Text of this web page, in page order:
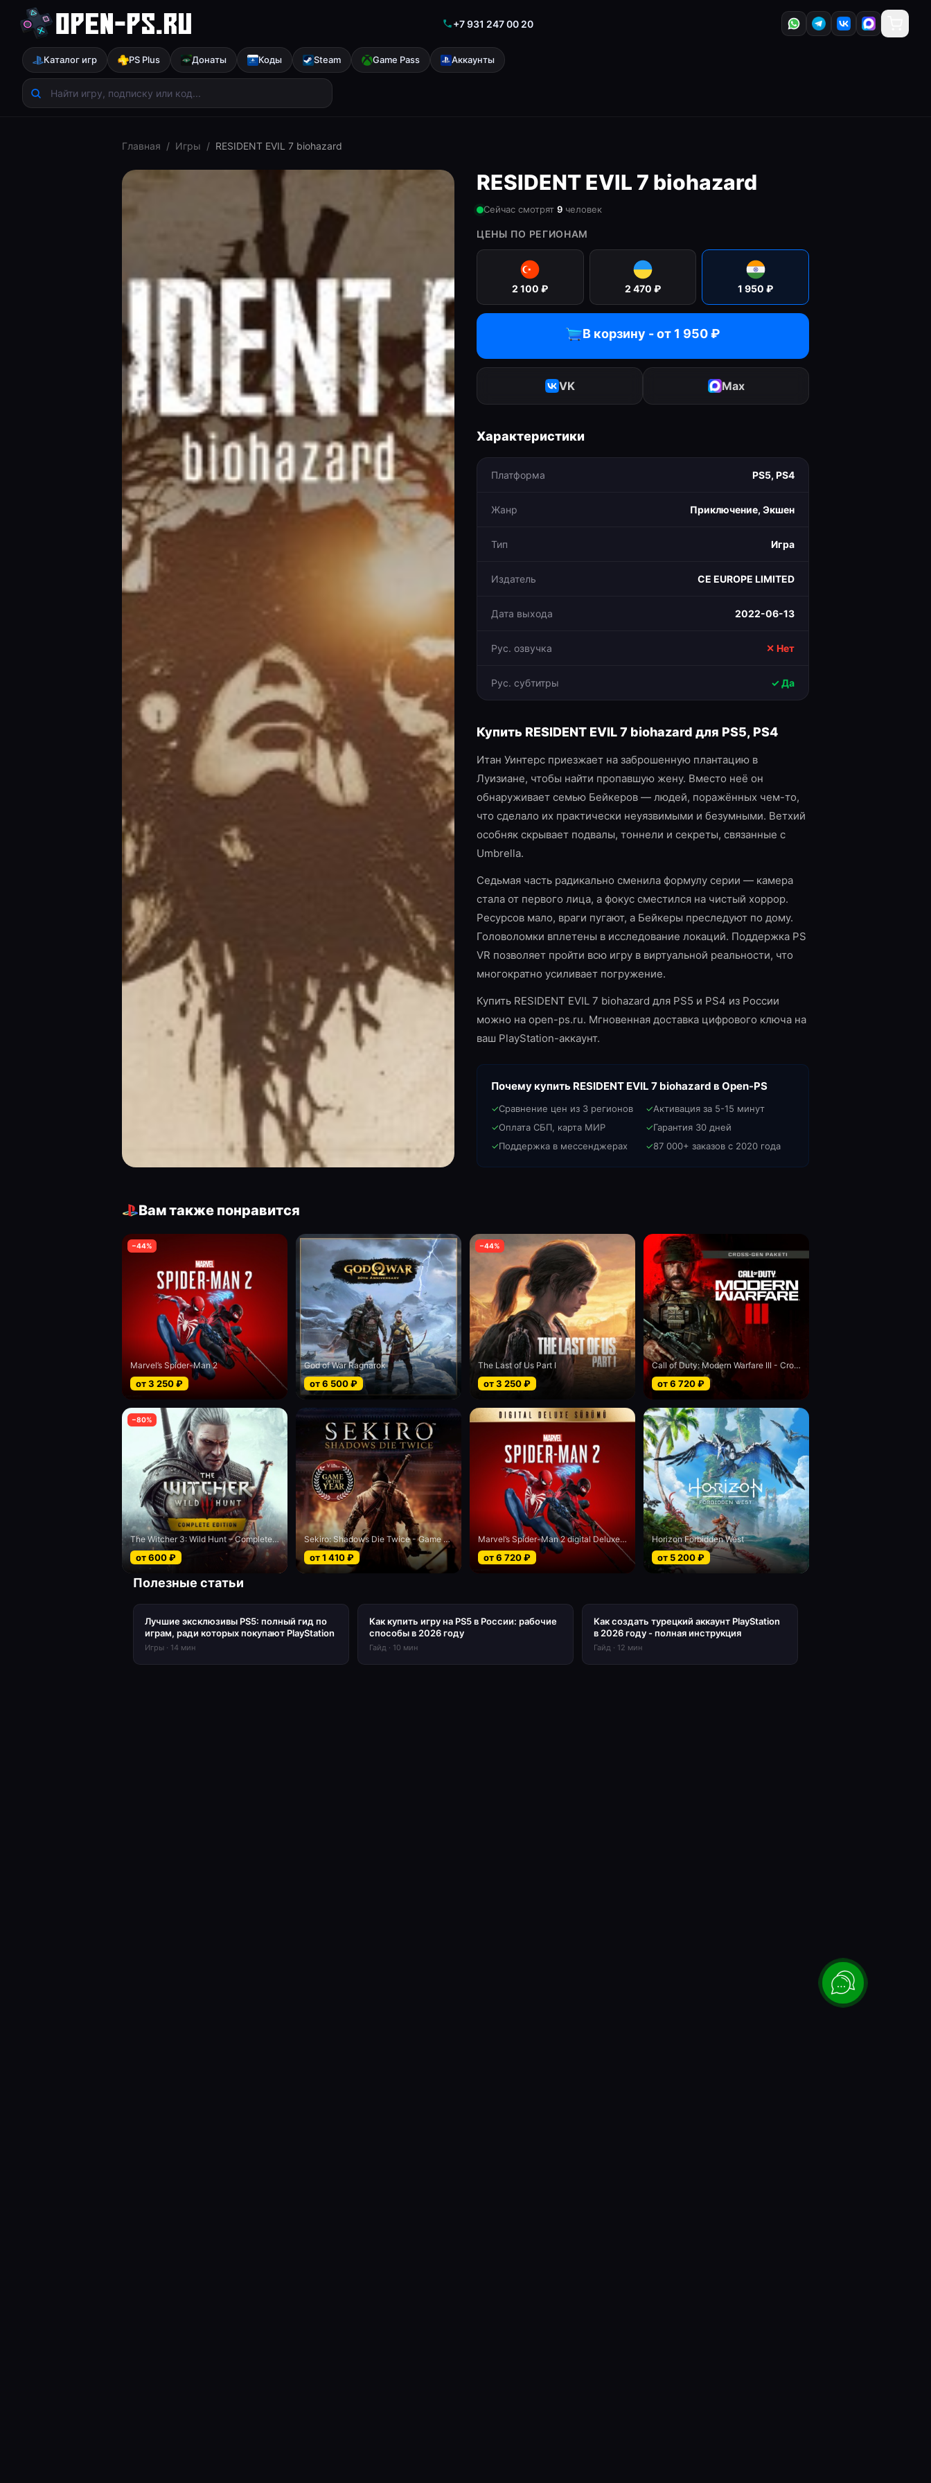
+7 931 247 00 20
Каталог игр PS Plus Донаты Коды Steam Game Pass Аккаунты
Главная / Игры / RESIDENT EVIL 7 biohazard
RESIDENT EVIL 7 biohazard
Сейчас смотрят 9 человек
ЦЕНЫ ПО РЕГИОНАМ
2 100 ₽ 2 470 ₽ 1 950 ₽
В корзину - от 1 950₽
VK Max
Характеристики
Платформа PS5, PS4
Жанр Приключение, Экшен
Тип Игра
Издатель CE EUROPE LIMITED
Дата выхода 2022-06-13
Рус. озвучка ✕ Нет
Рус. субтитры ✓ Да
Купить RESIDENT EVIL 7 biohazard для PS5, PS4
Итан Уинтерс приезжает на заброшенную плантацию в
Луизиане, чтобы найти пропавшую жену. Вместо неё он
обнаруживает семью Бейкеров — людей, поражённых чем-то,
что сделало их практически неуязвимыми и безумными. Ветхий
особняк скрывает подвалы, тоннели и секреты, связанные с
Umbrella.
Седьмая часть радикально сменила формулу серии — камера
стала от первого лица, а фокус сместился на чистый хоррор.
Ресурсов мало, враги пугают, а Бейкеры преследуют по дому.
Головоломки вплетены в исследование локаций. Поддержка PS
VR позволяет пройти всю игру в виртуальной реальности, что
многократно усиливает погружение.
Купить RESIDENT EVIL 7 biohazard для PS5 и PS4 из России
можно на open-ps.ru. Мгновенная доставка цифрового ключа на
ваш PlayStation-аккаунт.
Почему купить RESIDENT EVIL 7 biohazard в Open-PS
✓Сравнение цен из 3 регионов ✓Активация за 5-15 минут
✓Оплата СБП, карта МИР ✓Гарантия 30 дней
✓Поддержка в мессенджерах ✓87 000+ заказов с 2020 года
Вам также понравится
−44%
Marvel’s Spider-Man 2
от3 250₽
God of War Ragnarok
от6 500₽
−44%
The Last of Us Part I
от3 250₽
Call of Duty: Modern Warfare III - Cross-Gen bundle
от6 720₽
−80%
The Witcher 3: Wild Hunt – Complete Edition
от600₽
Sekiro: Shadows Die Twice - Game of the Year edition
от1 410₽
Marvel’s Spider-Man 2 digital Deluxe edition
от6 720₽
Horizon Forbidden West
от 5 200₽
Полезные статьи
Лучшие эксклюзивы PS5: полный гид по
играм, ради которых покупают PlayStation
Игры · 14 мин
Как купить игру на PS5 в России: рабочие
способы в 2026 году
Гайд · 10 мин
Как создать турецкий аккаунт PlayStation
в 2026 году - полная инструкция
Гайд · 12 мин